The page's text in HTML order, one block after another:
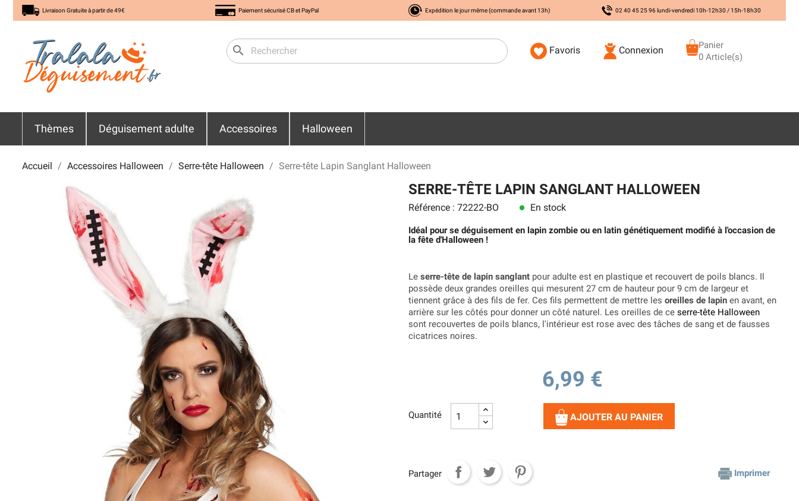
Livraison Gratuite à partir de 49€ Paiement sécurisé CB et PayPal Expédition le jour même (commande avant 13h) 02 40 45 25 96 lundi-vendredi 10h-12h30 / 15h-18h30
search Favoris Connexion
Panier
0 Article(s)
Thèmes Déguisement adulte Accessoires Halloween
Accueil Accessoires Halloween Serre-tête Halloween Serre-tête Lapin Sanglant Halloween
SERRE-TÊTE LAPIN SANGLANT HALLOWEEN
Référence : 72222-BO lens En stock
Idéal pour se déguisement en lapin zombie ou en latin génétiquement modifié à l'occasion de
la fête d'Halloween !
Le serre-tête de lapin sanglant pour adulte est en plastique et recouvert de poils blancs. Il
possède deux grandes oreilles qui mesurent 27 cm de hauteur pour 9 cm de largeur et
tiennent grâce à des fils de fer. Ces fils permettent de mettre les oreilles de lapin en avant, en
arrière sur les côtés pour donner un côté naturel. Les oreilles de ce serre-tête Halloween
sont recouvertes de poils blancs, l'intérieur est rose avec des tâches de sang et de fausses
cicatrices noires.
6,99 €
Quantité AJOUTER AU PANIER
Partager Imprimer